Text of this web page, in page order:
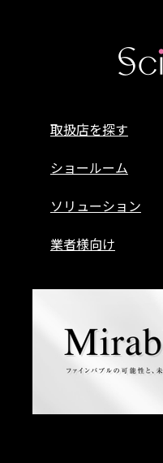
取扱店を探す
ショールーム
ソリューション
業者様向け